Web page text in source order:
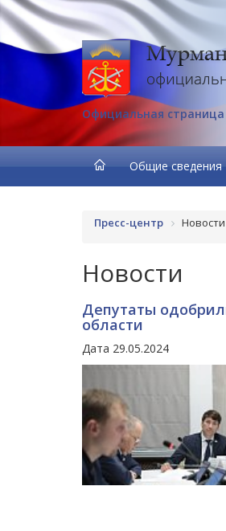
Официальная
Общие сведения
Пресс-центр Новости
Новости
Депутаты
области
Дата 29.05.2024